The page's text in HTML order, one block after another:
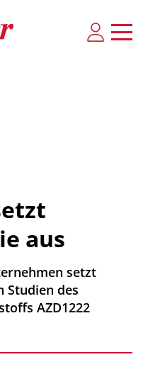
aus
setzt
Studien des
AZD1222